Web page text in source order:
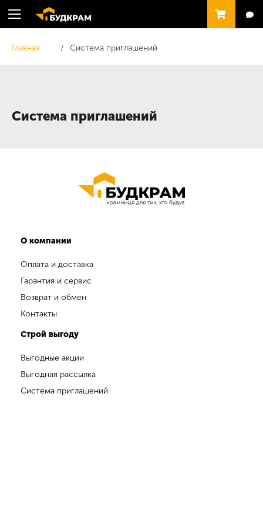
Главная Система приглашений
Система приглашений
О компании
Оплата и доставка
Гарантия и сервис
Возврат и обмен
Контакты
Строй выгоду
Выгодные акции
Выгодная рассылка
Система приглашений